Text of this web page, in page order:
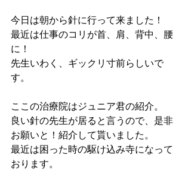
今日は朝から針に行って来ました！
最近は仕事のコリが首、肩、背中、腰
に！
先生いわく、ギックリ寸前らしいで
す。
ここの治療院はジュニア君の紹介。
良い針の先生が居ると言うので、是非
お願いと！紹介して貰いました。
最近は困った時の駆け込み寺になって
おります。